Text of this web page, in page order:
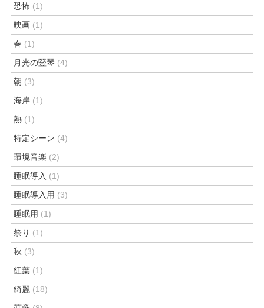
恐怖 (1)
映画 (1)
春 (1)
月光の竪琴 (4)
朝 (3)
海岸 (1)
熱 (1)
特定シーン (4)
環境音楽 (2)
睡眠導入 (1)
睡眠導入用 (3)
睡眠用 (1)
祭り (1)
秋 (3)
紅葉 (1)
綺麗 (18)